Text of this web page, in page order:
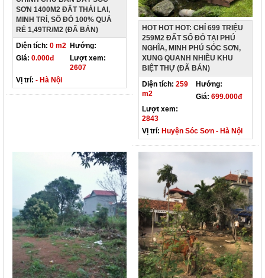
SƠN 1400M2 ĐẤT THÁI LAI,
MINH TRÍ, SỔ ĐỎ 100% QUÁ
RẺ 1,49TR/M2 (ĐÃ BÁN)
Diện tích: 0 m2 Hướng:
Giá: 0.000đ
Lượt xem:
2607
Vị trí: - Hà Nội
HOT HOT HOT: CHỈ 699 TRIỆU
259M2 ĐẤT SỔ ĐỎ TẠI PHÚ
NGHĨA, MINH PHÚ SÓC SƠN,
XUNG QUANH NHIỀU KHU
BIỆT THỰ (ĐÃ BÁN)
Diện tích: 259
m2
Hướng:
Giá: 699.000đ
Lượt xem:
2843
Vị trí: Huyện Sóc Sơn - Hà Nội